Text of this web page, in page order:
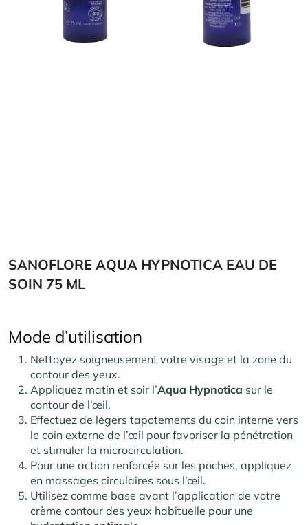
SANOFLORE AQUA HYPNOTICA EAU DE
SOIN 75 ML
Mode d’utilisation
Nettoyez soigneusement votre visage et la zone du
contour des yeux.
Appliquez matin et soir l’Aqua Hypnotica sur le
contour de l’œil.
Effectuez de légers tapotements du coin interne vers
le coin externe de l’œil pour favoriser la pénétration
et stimuler la microcirculation.
Pour une action renforcée sur les poches, appliquez
en massages circulaires sous l’œil.
Utilisez comme base avant l’application de votre
crème contour des yeux habituelle pour une